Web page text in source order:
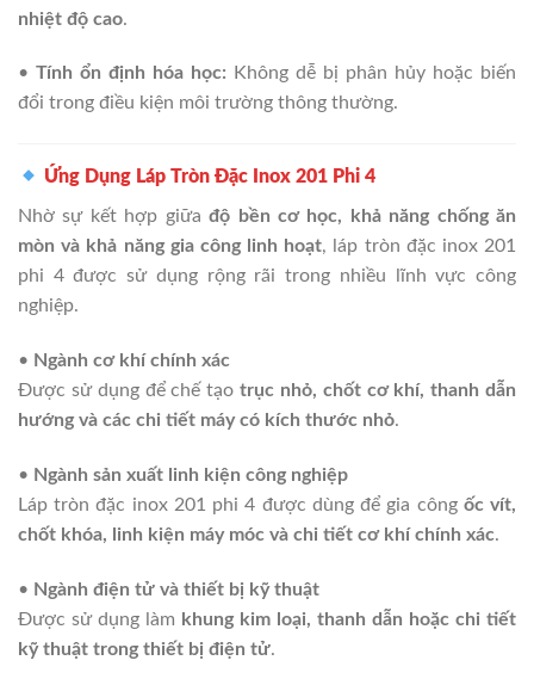
nhiệt độ cao.
• Tính ổn định hóa học: Không dễ bị phân hủy hoặc biến
đổi trong điều kiện môi trường thông thường.
Ứng Dụng Láp Tròn Đặc Inox 201 Phi 4
Nhờ sự kết hợp giữađộ bền cơ học, khả năng chống ăn
mòn và khả năng gia công linh hoạt, láp tròn đặc inox 201
phi 4 được sử dụng rộng rãi trong nhiều lĩnh vực công
nghiệp.
• Ngành cơ khí chính xác
Được sử dụng để chế tạo trục nhỏ, chốt cơ khí, thanh dẫn
hướng và các chi tiết máy có kích thước nhỏ.
• Ngành sản xuất linh kiện công nghiệp
Láp tròn đặc inox 201 phi 4 được dùng để gia công ốc vít,
chốt khóa, linh kiện máy móc và chi tiết cơ khí chính xác.
• Ngành điện tử và thiết bị kỹ thuật
Được sử dụng làm khung kim loại, thanh dẫn hoặc chi tiết
kỹ thuật trong thiết bị điện tử.